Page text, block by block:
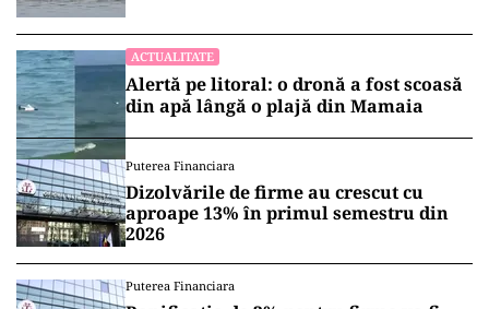
ACTUALITATE
Alertă pe litoral: o dronă a fost scoasă
din apă lângă o plajă din Mamaia
Puterea Financiara
Dizolvările de firme au crescut cu
aproape 13% în primul semestru din
2026
Puterea Financiara